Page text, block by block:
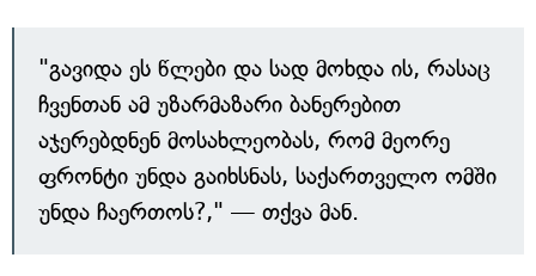
"გავიდა ეს წლები და სად მოხდა ის, რასაც
ჩვენთან ამ უზარმაზარი ბანერებით
აჯერებდნენ მოსახლეობას, რომ მეორე
ფრონტი უნდა გაიხსნას, საქართველო ომში
უნდა ჩაერთოს?," — თქვა მან.